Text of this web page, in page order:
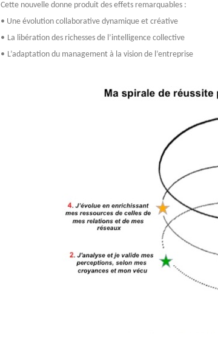
Cette nouvelle donne produit des effets remarquables :
• Une évolution collaborative dynamique et créative
• La libération des richesses de l’intelligence collective
• L’adaptation du management à la vision de l’entreprise